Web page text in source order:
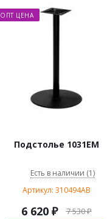
ОПТ ЦЕНА
Подстолье 1031EM
Есть в наличии (1)
Артикул: 310494AB
6 620₽ 7 530₽